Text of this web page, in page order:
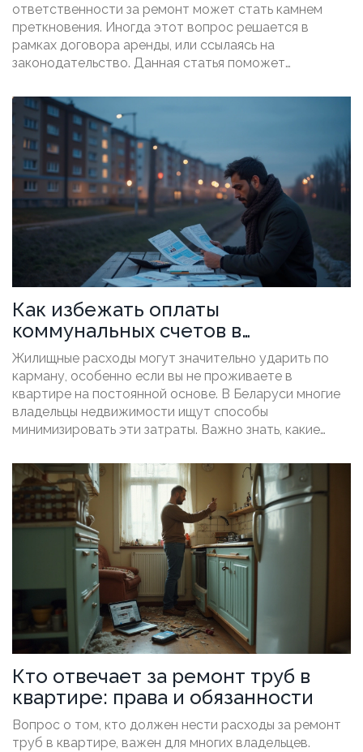
ответственности за ремонт может стать камнем
преткновения. Иногда этот вопрос решается в
рамках договора аренды, или ссылаясь на
законодательство. Данная статья поможет
ремонт в случае поломки. Мы рассмотрим различные
ситуации, которые могут возникнуть, и как на них
нужно реагировать.
Как избежать оплаты
коммунальных счетов в
отсутствие проживания в
квартире в РБ
Жилищные расходы могут значительно ударить по
карману, особенно если вы не проживаете в
квартире на постоянной основе. В Беларуси многие
владельцы недвижимости ищут способы
минимизировать эти затраты. Важно знать, какие
избежать, если квартира пустует. Данная статья
предоставит полезную информацию о юридических
аспектах и практических советах для тех, кто
временно или постоянно не пользуется своим
Кто отвечает за ремонт труб в
квартире: права и обязанности
Вопрос о том, кто должен нести расходы за ремонт
труб в квартире, важен для многих владельцев.